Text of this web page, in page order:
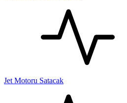
Jet Motoru Satacak